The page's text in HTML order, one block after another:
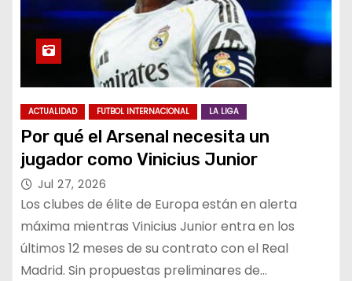
ACTUALIDAD FUTBOL INTERNACIONAL LA LIGA
Por qué el Arsenal necesita un
jugador como Vinicius Junior
Jul 27, 2026
Los clubes de élite de Europa están en alerta
máxima mientras Vinicius Junior entra en los
últimos 12 meses de su contrato con el Real
Madrid. Sin propuestas preliminares de…